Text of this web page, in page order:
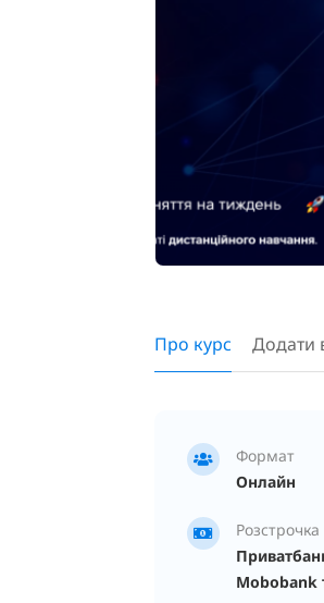
Про курс Додати
Формат
Онлайн
Розстрочка
Mobobank